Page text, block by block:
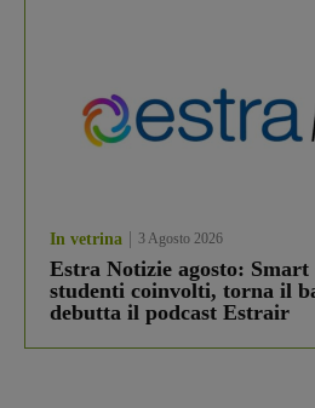
In vetrina 3 Agosto 2026
Estra Notizie agosto:
studenti coinvolti, torna il
debutta il podcast Estrair